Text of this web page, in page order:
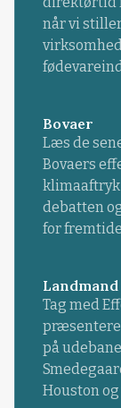
når vi
Bovaer
Læs de
Bovaers
debatten
for
Landmand
Tag med
på
Houston og